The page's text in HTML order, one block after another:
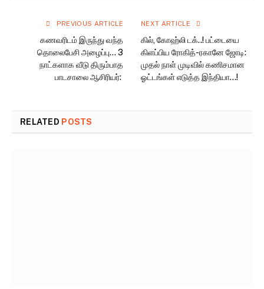
PREVIOUS ARTICLE
கணவரிடம் இருந்து வந்த
தொலைபேசி அழைப்பு… 3
நாட்களாக வீடு திரும்பாத
பாடசாலை ஆசிரியர்:
NEXT ARTICLE
கில், கோஹ்லி டக்..! பட்டையை
கிளப்பிய ரோகித்-ரகானே ஜோடி:
முதல் நாள் முடிவில் கணிசமான
ஓட்டங்கள் எடுத்த இந்தியா…!
RELATED POSTS